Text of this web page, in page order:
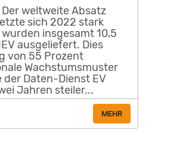
weltweite Absatz
sich 2022 stark
insgesamt 10,5
ausgeliefert. Dies
von 55 Prozent
Wachstumsmuster
Daten-Dienst EV
Jahren steiler...
MEHR